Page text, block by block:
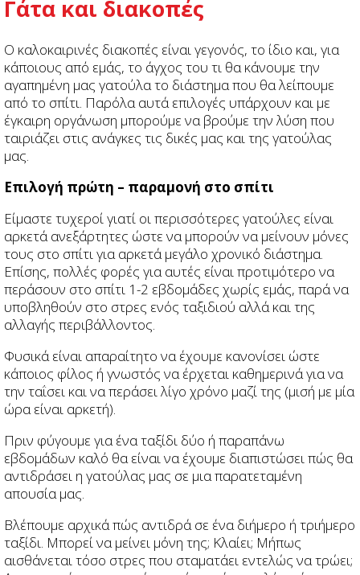
Γάτα και διακοπές
Ο καλοκαιρινές διακοπές είναι γεγονός, το ίδιο και, για
κάποιους από εμάς, το άγχος του τι θα κάνουμε την
αγαπημένη μας γατούλα το διάστημα που θα λείπουμε
από το σπίτι. Παρόλα αυτά επιλογές υπάρχουν και με
έγκαιρη οργάνωση μπορούμε να βρούμε την λύση που
ταιριάζει στις ανάγκες τις δικές μας και της γατούλας
μας.
Επιλογή πρώτη – παραμονή στο σπίτι
Είμαστε τυχεροί γιατί οι περισσότερες γατούλες είναι
αρκετά ανεξάρτητες ώστε να μπορούν να μείνουν μόνες
τους στο σπίτι για αρκετά μεγάλο χρονικό διάστημα.
Επίσης, πολλές φορές για αυτές είναι προτιμότερο να
περάσουν στο σπίτι 1-2 εβδομάδες χωρίς εμάς, παρά να
υποβληθούν στο στρες ενός ταξιδιού αλλά και της
αλλαγής περιβάλλοντος.
Φυσικά είναι απαραίτητο να έχουμε κανονίσει ώστε
κάποιος φίλος ή γνωστός να έρχεται καθημερινά για να
την ταΐσει και να περάσει λίγο χρόνο μαζί της (μισή με μία
ώρα είναι αρκετή).
Πριν φύγουμε για ένα ταξίδι δύο ή παραπάνω
εβδομάδων καλό θα είναι να έχουμε διαπιστώσει πώς θα
αντιδράσει η γατούλας μας σε μια παρατεταμένη
απουσία μας.
Βλέπουμε αρχικά πώς αντιδρά σε ένα διήμερο ή τριήμερο
ταξίδι. Μπορεί να μείνει μόνη της; Κλαίει; Μήπως
αισθάνεται τόσο στρες που σταματάει εντελώς να τρώει;